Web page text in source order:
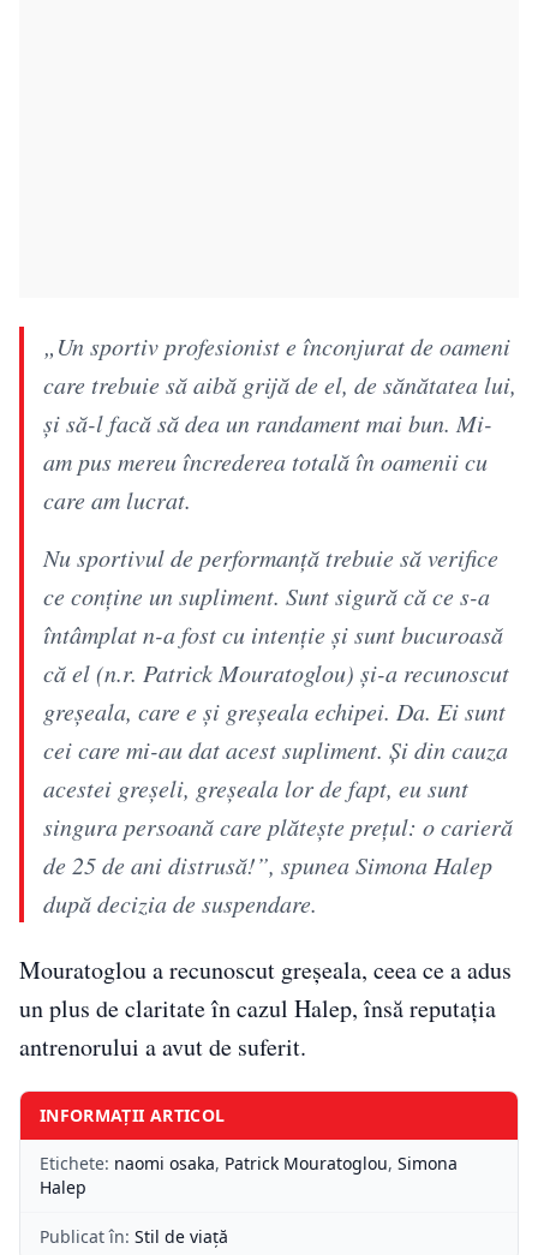
„Un sportiv profesionist e înconjurat de oameni
care trebuie să aibă grijă de el, de sănătatea lui,
și să-l facă să dea un randament mai bun. Mi-
am pus mereu încrederea totală în oamenii cu
care am lucrat.
Nu sportivul de performanță trebuie să verifice
ce conține un supliment. Sunt sigură că ce s-a
întâmplat n-a fost cu intenție și sunt bucuroasă
că el (n.r. Patrick Mouratoglou) și-a recunoscut
greșeala, care e și greșeala echipei. Da. Ei sunt
cei care mi-au dat acest supliment. Și din cauza
acestei greșeli, greșeala lor de fapt, eu sunt
singura persoană care plătește prețul: o carieră
de 25 de ani distrusă!”, spunea Simona Halep
după decizia de suspendare.
Mouratoglou a recunoscut greșeala, ceea ce a adus
un plus de claritate în cazul Halep, însă reputația
antrenorului a avut de suferit.
INFORMAȚII ARTICOL
Etichete: naomi osaka, Patrick Mouratoglou, Simona
Halep
Publicat în: Stil de viață